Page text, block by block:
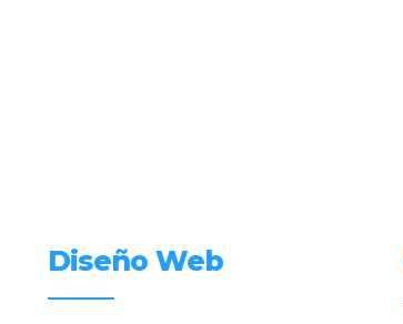
Diseño Web